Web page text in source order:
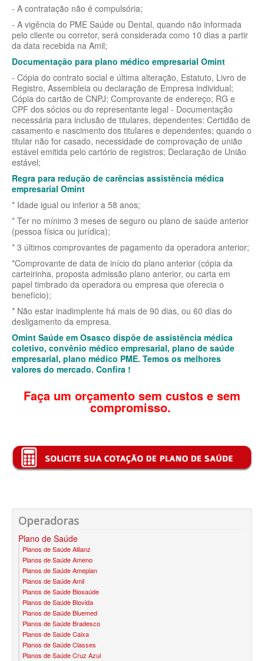
PLENA PLANO DE SAÚDE EMPRESARIAL
PORTO SEGURO PLANO DE SAÚDE EMPRESARIAL
SAMED PLANO DE SAÚDE EMPRESARIAL
SANTA CASA DE MAUÁ PLANO DE SAÚDE EMPRESARIAL
SANTARIS PLANO DE SAÚDE EMPRESARIAL
SANTA HELENA PLANO DE SAÚDE EMPRESARIAL
SÃO MIGUEL PLANO DE SAÚDE EMPRESARIAL
SOMPO PLANO DE SAÚDE EMPRESARIAL
TOTAL MEDCARE PLANO DE SAÚDE EMPRESARIAL
TRASMONTANO PLANO DE SAÚDE EMPRESARIAL
UNIHOSP PLANO DE SAÚDE EMPRESARIAL
UNIMED CENTRAL PLANO DE SAÚDE EMPRESARIAL
UNIMED GUARULHOS PLANO DE SAÚDE EMPRESARIAL
PLANO DE SAÚDE INDIVIDUAL
BIO SAÚDE PLANO DE SAÚDE INDIVIDUAL
BLUE MED PLANO DE SAÚDE INDIVIDUAL
CUIDAR ME PLANO DE SAÚDE INDIVIDUAL
GARANTIA GS PLANO INDIVIDUAL
GNDI PLANO DE SAÚDE INDIVIDUAL
INTERCLINICAS PLANO DE SAÚDE INDIVIDUAL
KIPP PLANO DE SAÚDE INDIVIDUAL
MEDICAL HEALTH PLANO DE SAÚDE INDIVIDUAL
PLENA PLANO DE SAÚDE INDIVIDUAL
SANTA HELENA PLANO DE SAÚDE INDIVIDUAL
SÃO MIGUEL PLANO DE SAÚDE INDIVIDUAL
STA CASA MAUÁ PLANO DE SAÚDE INDIVIDUAL
TOTAL MEDCARE PLANO DE SAÚDE INDIVIDUAL
TRASMONTANO PLANO DE SAÚDE INDIVIDUAL
ÚNICA PLANO DE SAÚDE INDIVIDUAL
UNIHOSP PLANO DE SAÚDE INDIVIDUAL
- A contratação não é compulsória;
- A vigência do PME Saúde ou Dental, quando não informada
pelo cliente ou corretor, será considerada como 10 dias a partir
da data recebida na Amil;
Documentação para plano médico empresarial Omint
- Cópia do contrato social e última alteração, Estatuto, Livro de
Registro, Assembleia ou declaração de Empresa individual;
Cópia do cartão de CNPJ; Comprovante de endereço; RG e
CPF dos sócios ou do representante legal - Documentação
necessária para inclusão de titulares, dependentes: Certidão de
casamento e nascimento dos titulares e dependentes; quando o
titular não for casado, necessidade de comprovação de união
estável emitida pelo cartório de registros; Declaração de União
estável;
Regra para redução de carências assistência médica
empresarial Omint
* Idade igual ou inferior a 58 anos;
* Ter no mínimo 3 meses de seguro ou plano de saúde anterior
(pessoa física ou jurídica);
* 3 últimos comprovantes de pagamento da operadora anterior;
*Comprovante de data de início do plano anterior (cópia da
carteirinha, proposta admissão plano anterior, ou carta em
papel timbrado da operadora ou empresa que oferecia o
benefício);
* Não estar inadimplente há mais de 90 dias, ou 60 dias do
desligamento da empresa.
Omint Saúde em Osasco dispõe de assistência médica
coletivo, convênio médico empresarial, plano de saúde
empresarial, plano médico PME. Temos os melhores
valores do mercado. Confira !
Faça um orçamento sem custos e sem
compromisso.
Operadoras
Plano de Saúde
Planos de Saúde Allianz
Planos de Saúde Ameno
Planos de Saúde Ameplan
Planos de Saúde Amil
Planos de Saúde Biosaúde
Planos de Saúde Biovida
Planos de Saúde Bluemed
Planos de Saúde Bradesco
Planos de Saúde Caixa
Planos de Saúde Classes
Planos de Saúde Cruz Azul